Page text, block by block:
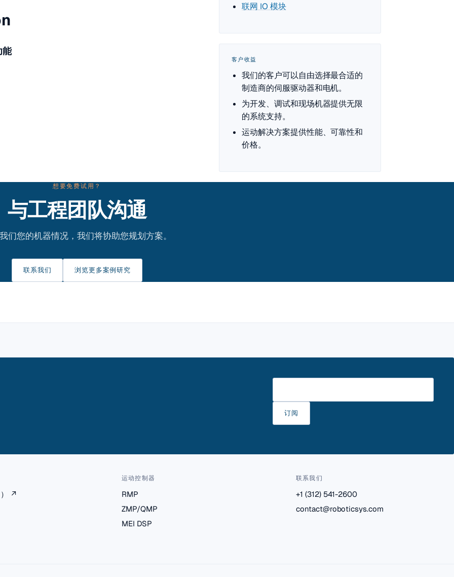
能
联网 IO 模块
客户收益
我们的客户可以自由选择最合适的
制造商的伺服驱动器和电机。
为开发、调试和现场机器提供无限
的系统支持。
运动解决方案提供性能、可靠性和
价格。
想要免费试用？
与工程团队沟通
们您的机器情况，我们将协助您规划方案。
联系我们 浏览更多案例研究
请输入邮箱
订阅
↗
运动控制器
RMP
ZMP/QMP
MEI DSP
联系我们
+1 (312) 541-2600
contact@roboticsys.com